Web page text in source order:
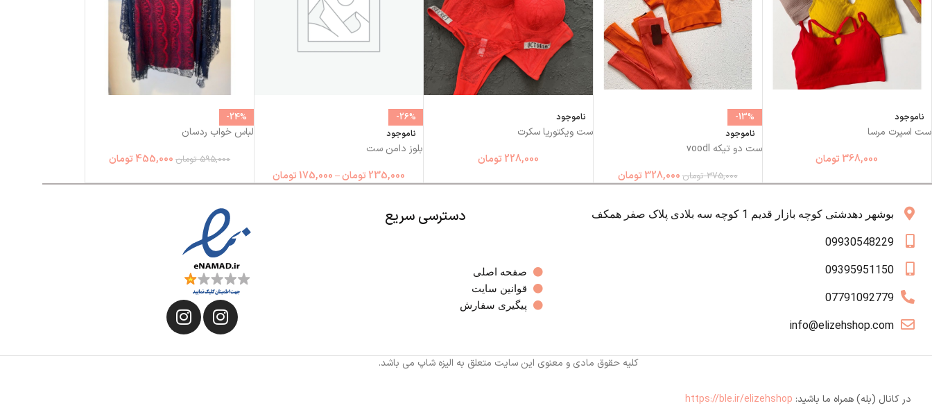
ناموجود
ست اسپرت مرسا
368,000 تومان
-13%
ناموجود
ست دو تیکه voodl
375,000 تومان 328,000 تومان
ناموجود
ست ویکتوریا سکرت
228,000 تومان
-26%
ناموجود
بلوز دامن ست
235,000 تومان–
175,000 تومان
-24%
لباس خواب ردسان
595,000 تومان 455,000 تومان
بوشهر دهدشتی کوچه بازار قدیم 1 کوچه سه بلادی پلاک صفر همکف
09930548229
09395951150
07791092779
info@elizehshop.com
دسترسی سریع
صفحه اصلی
قوانین سایت
پیگیری سفارش
کلیه حقوق مادی و معنوی این سایت متعلق به الیزه شاپ می باشد.
در کانال (بله) همراه ما باشید: https://ble.ir/elizehshop